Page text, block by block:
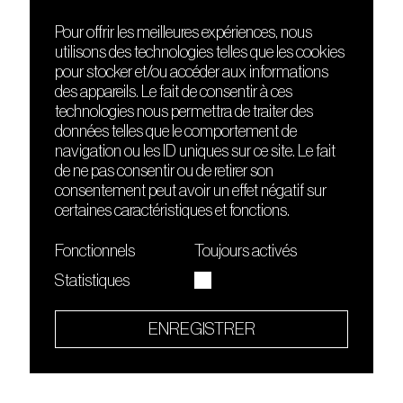
DÉCOUVRIR
Le lieu
Contact
Presse
Cours de DJing
TMLAB
FRIENDS
Nuits sonores
HEAT
Hôtel71
La Gaîté Lyrique
Le Sucre fait partie de
Quartier culturel et créatif
Pour offrir les meilleures expériences, nous
utilisons des technologies telles que les cookies
pour stocker et/ou accéder aux informations
des appareils. Le fait de consentir à ces
technologies nous permettra de traiter des
données telles que le comportement de
navigation ou les ID uniques sur ce site. Le fait
de ne pas consentir ou de retirer son
consentement peut avoir un effet négatif sur
certaines caractéristiques et fonctions.
Fonctionnels
Toujours activés
Statistiques
ENREGISTRER